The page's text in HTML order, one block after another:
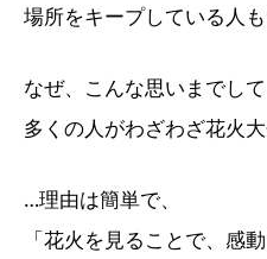
場所をキープしている人も
なぜ、こんな思いまでして
多くの人がわざわざ花火
…理由は簡単で、
「花火を見ることで、感